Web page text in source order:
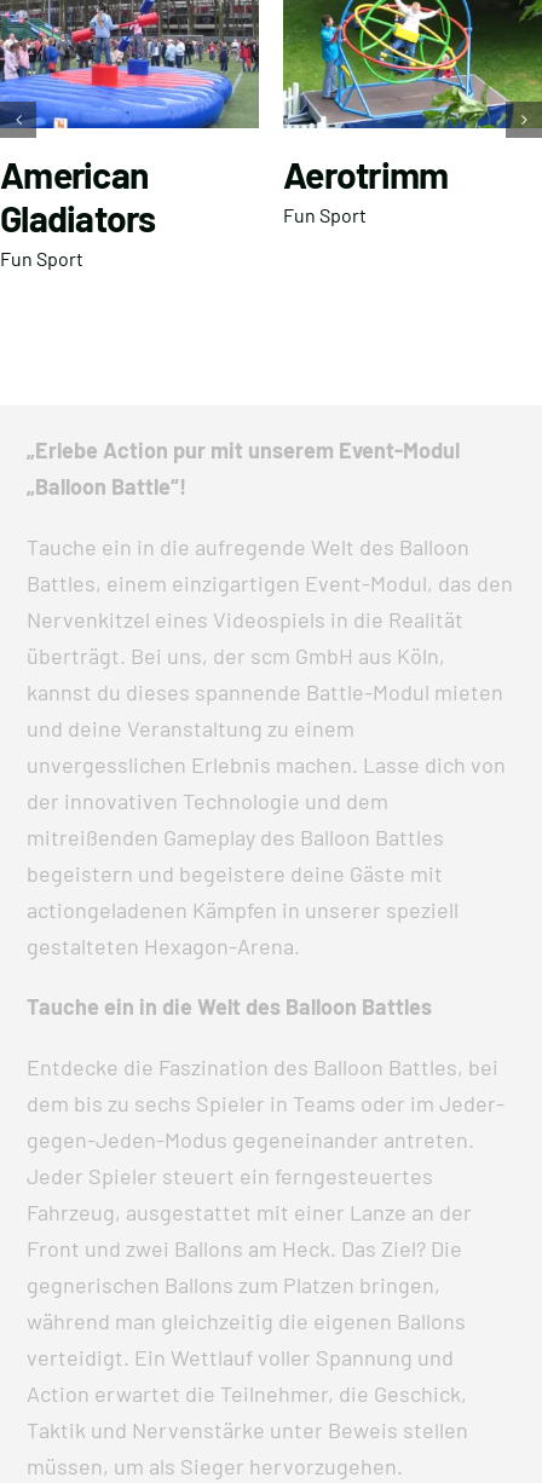
American
Gladiators
Fun Sport
Aerotrimm
Fun Sport
„Erlebe Action pur mit unserem Event-Modul
„Balloon Battle“!
Tauche ein in die aufregende Welt des Balloon
Battles, einem einzigartigen Event-Modul, das den
Nervenkitzel eines Videospiels in die Realität
überträgt. Bei uns, der scm GmbH aus Köln,
kannst du dieses spannende Battle-Modul mieten
und deine Veranstaltung zu einem
unvergesslichen Erlebnis machen. Lasse dich von
der innovativen Technologie und dem
mitreißenden Gameplay des Balloon Battles
begeistern und begeistere deine Gäste mit
actiongeladenen Kämpfen in unserer speziell
gestalteten Hexagon-Arena.
Tauche ein in die Welt des Balloon Battles
Entdecke die Faszination des Balloon Battles, bei
dem bis zu sechs Spieler in Teams oder im Jeder-
gegen-Jeden-Modus gegeneinander antreten.
Jeder Spieler steuert ein ferngesteuertes
Fahrzeug, ausgestattet mit einer Lanze an der
Front und zwei Ballons am Heck. Das Ziel? Die
gegnerischen Ballons zum Platzen bringen,
während man gleichzeitig die eigenen Ballons
verteidigt. Ein Wettlauf voller Spannung und
Action erwartet die Teilnehmer, die Geschick,
Taktik und Nervenstärke unter Beweis stellen
müssen, um als Sieger hervorzugehen.